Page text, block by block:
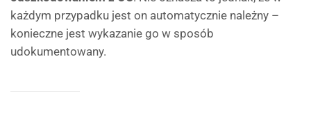
każdym przypadku jest on automatycznie należny –
konieczne jest wykazanie go w sposób
udokumentowany.